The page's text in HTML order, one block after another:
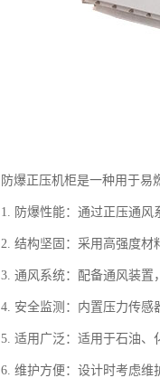
防爆正压机柜是一种用于易
1. 防爆性能：通过正压通
2. 结构坚固：采用高强度材
3. 通风系统：配备通风装置
4. 安全监测：内置压力传感
5. 适用广泛：适用于石油、
6. 维护方便：设计时考虑维